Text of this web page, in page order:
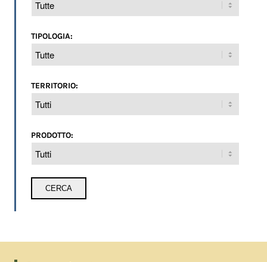
TIPOLOGIA:
TERRITORIO:
PRODOTTO: